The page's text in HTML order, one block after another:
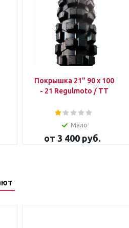
Покрышка 21" 90 x 100
- 21 Regulmoto / TT
Мало
от 3 400 руб.